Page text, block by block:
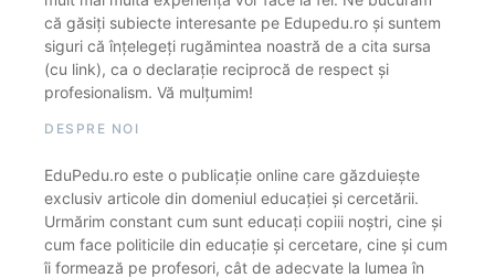
că găsiți subiecte interesante pe Edupedu.ro și suntem
siguri că înțelegeți rugămintea noastră de a cita sursa
(cu link), ca o declarație reciprocă de respect și
profesionalism. Vă mulțumim!
DESPRE NOI
EduPedu.ro este o publicație online care găzduiește
exclusiv articole din domeniul educației și cercetării.
Urmărim constant cum sunt educați copiii noștri, cine și
cum face politicile din educație și cercetare, cine și cum
îi formează pe profesori, cât de adecvate la lumea în